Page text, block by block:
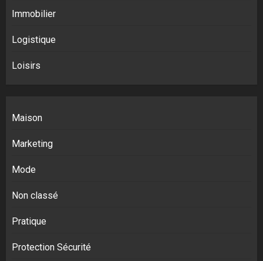
Immobilier
Logistique
Loisirs
Maison
Marketing
Mode
Non classé
Pratique
Protection Sécurité